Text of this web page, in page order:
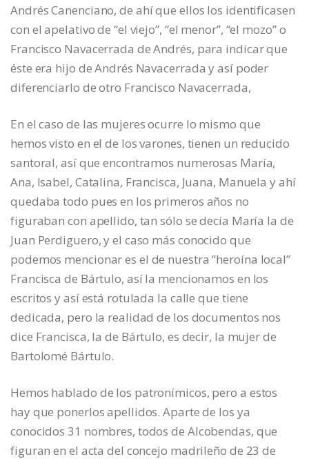
Andrés Canenciano, de ahí que ellos los identificasen
con el apelativo de “el viejo”, “el menor”, “el mozo” o
Francisco Navacerrada de Andrés, para indicar que
éste era hijo de Andrés Navacerrada y así poder
diferenciarlo de otro Francisco Navacerrada,
En el caso de las mujeres ocurre lo mismo que
hemos visto en el de los varones, tienen un reducido
santoral, así que encontramos numerosas María,
Ana, Isabel, Catalina, Francisca, Juana, Manuela y ahí
quedaba todo pues en los primeros años no
figuraban con apellido, tan sólo se decía María la de
Juan Perdiguero, y el caso más conocido que
podemos mencionar es el de nuestra “heroína local”
Francisca de Bártulo, así la mencionamos en los
escritos y así está rotulada la calle que tiene
dedicada, pero la realidad de los documentos nos
dice Francisca, la de Bártulo, es decir, la mujer de
Bartolomé Bártulo.
Hemos hablado de los patronímicos, pero a estos
hay que ponerlos apellidos. Aparte de los ya
conocidos 31 nombres, todos de Alcobendas, que
figuran en el acta del concejo madrileño de 23 de